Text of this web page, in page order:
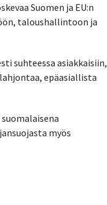
Suomen ja EU:n
taloushallintoon ja
suhteessa asiakkaisiin,
epäasiallista
myös